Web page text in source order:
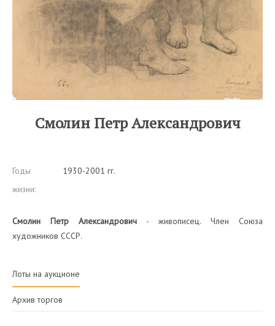
Смолин Петр Александрович
Годы
жизни:
1930-2001 гг.
Смолин Петр Александрович - живописец. Член Союза
художников СССР.
Лоты на аукционе
Архив торгов